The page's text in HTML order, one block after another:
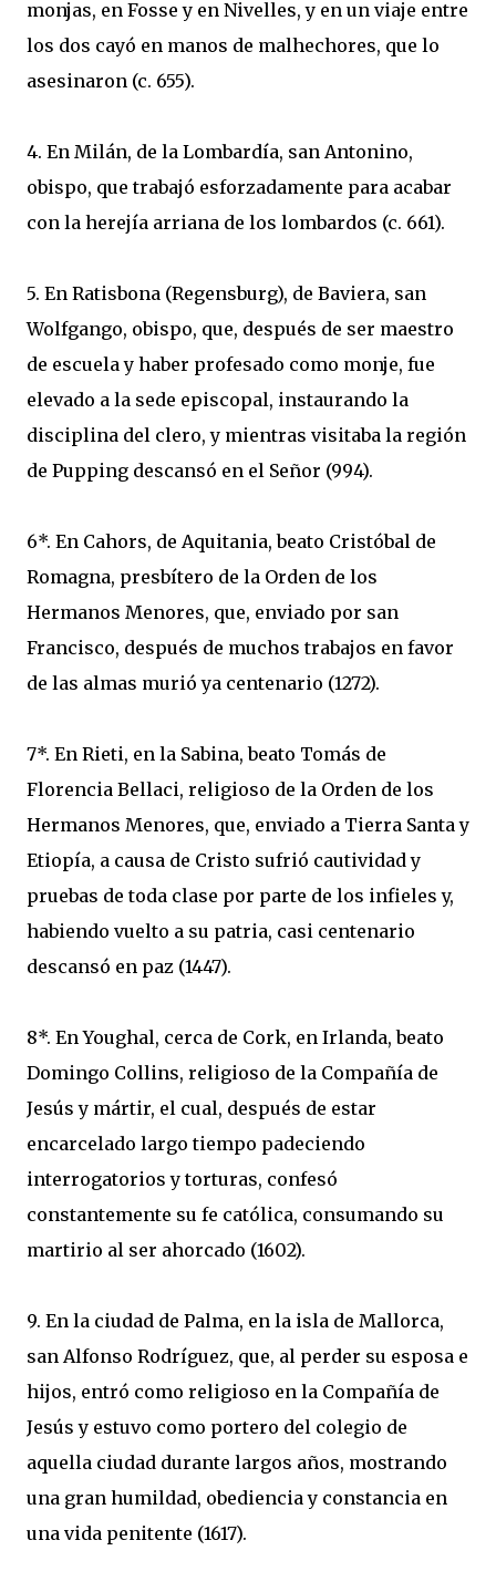
monjas, en Fosse y en Nivelles, y en un viaje entre
los dos cayó en manos de malhechores, que lo
asesinaron (c. 655).
4. En Milán, de la Lombardía, san Antonino,
obispo, que trabajó esforzadamente para acabar
con la herejía arriana de los lombardos (c. 661).
5. En Ratisbona (Regensburg), de Baviera, san
Wolfgango, obispo, que, después de ser maestro
de escuela y haber profesado como monje, fue
elevado a la sede episcopal, instaurando la
disciplina del clero, y mientras visitaba la región
de Pupping descansó en el Señor (994).
6*. En Cahors, de Aquitania, beato Cristóbal de
Romagna, presbítero de la Orden de los
Hermanos Menores, que, enviado por san
Francisco, después de muchos trabajos en favor
de las almas murió ya centenario (1272).
7*. En Rieti, en la Sabina, beato Tomás de
Florencia Bellaci, religioso de la Orden de los
Hermanos Menores, que, enviado a Tierra Santa y
Etiopía, a causa de Cristo sufrió cautividad y
pruebas de toda clase por parte de los infieles y,
habiendo vuelto a su patria, casi centenario
descansó en paz (1447).
8*. En Youghal, cerca de Cork, en Irlanda, beato
Domingo Collins, religioso de la Compañía de
Jesús y mártir, el cual, después de estar
encarcelado largo tiempo padeciendo
interrogatorios y torturas, confesó
constantemente su fe católica, consumando su
martirio al ser ahorcado (1602).
9. En la ciudad de Palma, en la isla de Mallorca,
san Alfonso Rodríguez, que, al perder su esposa e
hijos, entró como religioso en la Compañía de
Jesús y estuvo como portero del colegio de
aquella ciudad durante largos años, mostrando
una gran humildad, obediencia y constancia en
una vida penitente (1617).